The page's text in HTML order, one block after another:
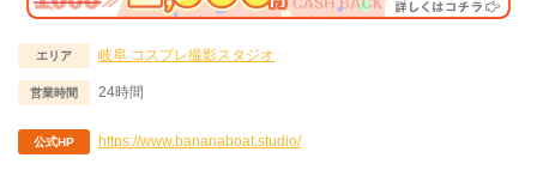
エリア 岐阜 コスプレ撮影スタジオ
営業時間 24時間
公式HP https://www.bananaboat.studio/